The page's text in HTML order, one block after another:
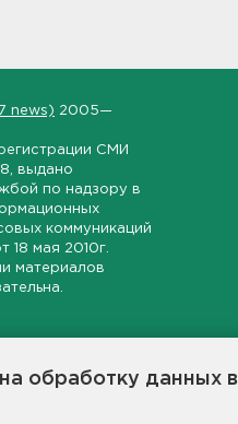
обработку данных в
news) 2005—
СМИ
, выдано
по надзору в
коммуникаций
18 мая 2010г.
материалов
в регионе.
для свободного